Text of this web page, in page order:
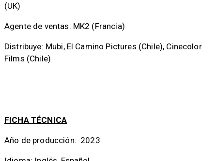
(UK)
Agente de ventas: MK2 (Francia)
Distribuye: Mubi, El Camino Pictures (Chile), Cinecolor
Films (Chile)
FICHA TÉCNICA
Año de producción: 2023